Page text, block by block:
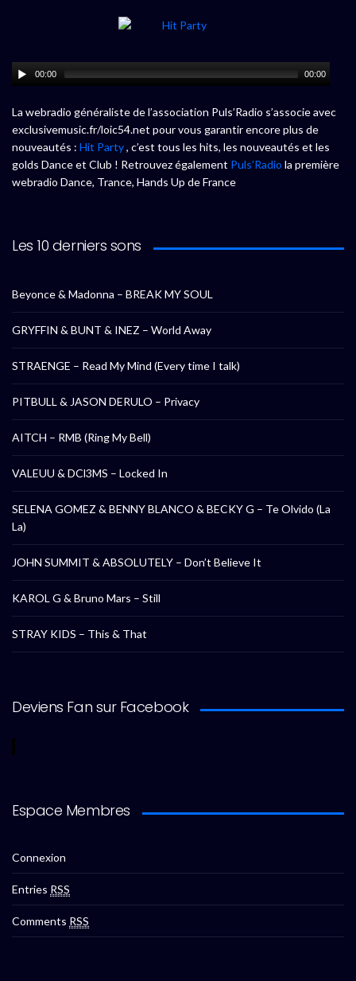
00:00 00:00
La webradio généraliste de l’association Puls’Radio s’associe avec
exclusivemusic.fr/loic54.net pour vous garantir encore plus de
nouveautés : Hit Party, c’est tous les hits, les nouveautés et les
golds Dance et Club ! Retrouvez également Puls’Radio la première
webradio Dance, Trance, Hands Up de France
Les 10 derniers sons
Beyonce & Madonna – BREAK MY SOUL
GRYFFIN & BUNT & INEZ – World Away
STRAENGE – Read My Mind (Every time I talk)
PITBULL & JASON DERULO – Privacy
AITCH – RMB (Ring My Bell)
VALEUU & DCl3MS – Locked In
SELENA GOMEZ & BENNY BLANCO & BECKY G – Te Olvido (La
La)
JOHN SUMMIT & ABSOLUTELY – Don’t Believe It
KAROL G & Bruno Mars – Still
STRAY KIDS – This & That
Deviens Fan sur Facebook
Espace Membres
Connexion
Entries RSS
Comments RSS